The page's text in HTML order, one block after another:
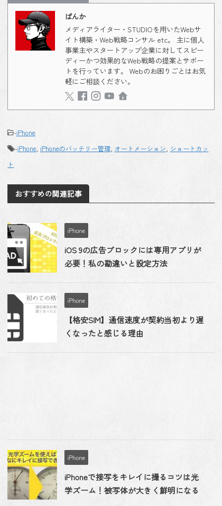
ばんか
メディアライター・STUDIOを用いたWebサ
イト構築・Web戦略コンサル etc。 主に個人
事業主やスタートアップ企業に対してスピー
ディーかつ効果的なWeb戦略の提案とサポー
トを行っています。 Webのお困りごとはお気
軽にご相談ください。
-iPhone
-iPhone, iPhoneのバッテリー管理, オートメーション, ショートカッ
ト
おすすめの関連記事
iPhone
iOS 9の広告ブロックには専用アプリが
必要！私の勘違いと設定方法
iPhone
【格安SIM】通信速度が契約当初より遅
くなったと感じる理由
iPhone
iPhoneで接写をキレイに撮るコツは光
学ズーム！被写体が大きく鮮明になる